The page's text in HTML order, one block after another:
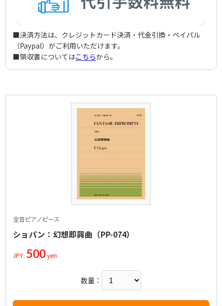
■決済方法は、クレジットカード決済・代金引換・ペイパル
（Paypal）がご利用いただけます。
■領収書についてはこちらから。
全音ピアノピース
ショパン：幻想即興曲（PP-074）
JPY: 500yen
数量：